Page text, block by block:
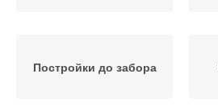
Постройки до забора